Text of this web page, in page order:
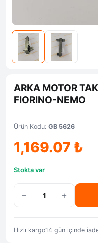
ARKA MOTOR
FIORINO-NEMO
Ürün Kodu: GB 5626
1,169.07 ₺
Stokta var
− +
Hızlı kargo14 gün içinde